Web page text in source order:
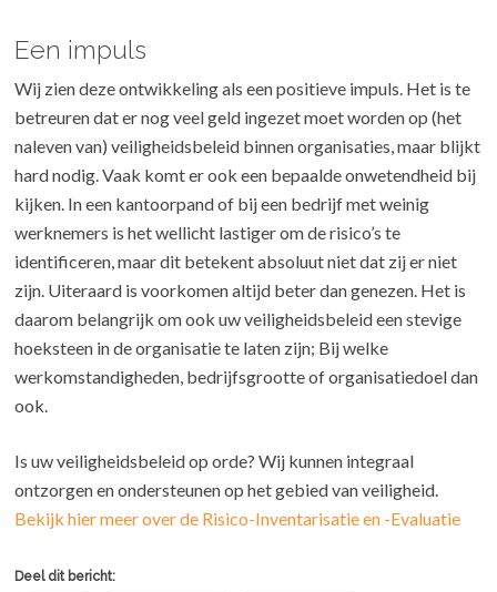
Een impuls
Wij zien deze ontwikkeling als een positieve impuls. Het is te
betreuren dat er nog veel geld ingezet moet worden op (het
naleven van) veiligheidsbeleid binnen organisaties, maar blijkt
hard nodig. Vaak komt er ook een bepaalde onwetendheid bij
kijken. In een kantoorpand of bij een bedrijf met weinig
werknemers is het wellicht lastiger om de risico’s te
identificeren, maar dit betekent absoluut niet dat zij er niet
zijn. Uiteraard is voorkomen altijd beter dan genezen. Het is
daarom belangrijk om ook uw veiligheidsbeleid een stevige
hoeksteen in de organisatie te laten zijn; Bij welke
werkomstandigheden, bedrijfsgrootte of organisatiedoel dan
ook.
Is uw veiligheidsbeleid op orde? Wij kunnen integraal
ontzorgen en ondersteunen op het gebied van veiligheid.
Bekijk hier meer over de Risico-Inventarisatie en -Evaluatie
Deel dit bericht: